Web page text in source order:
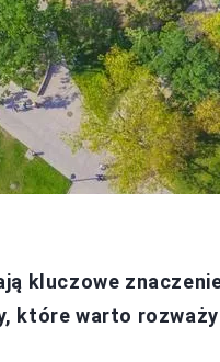
kluczowe
które warto